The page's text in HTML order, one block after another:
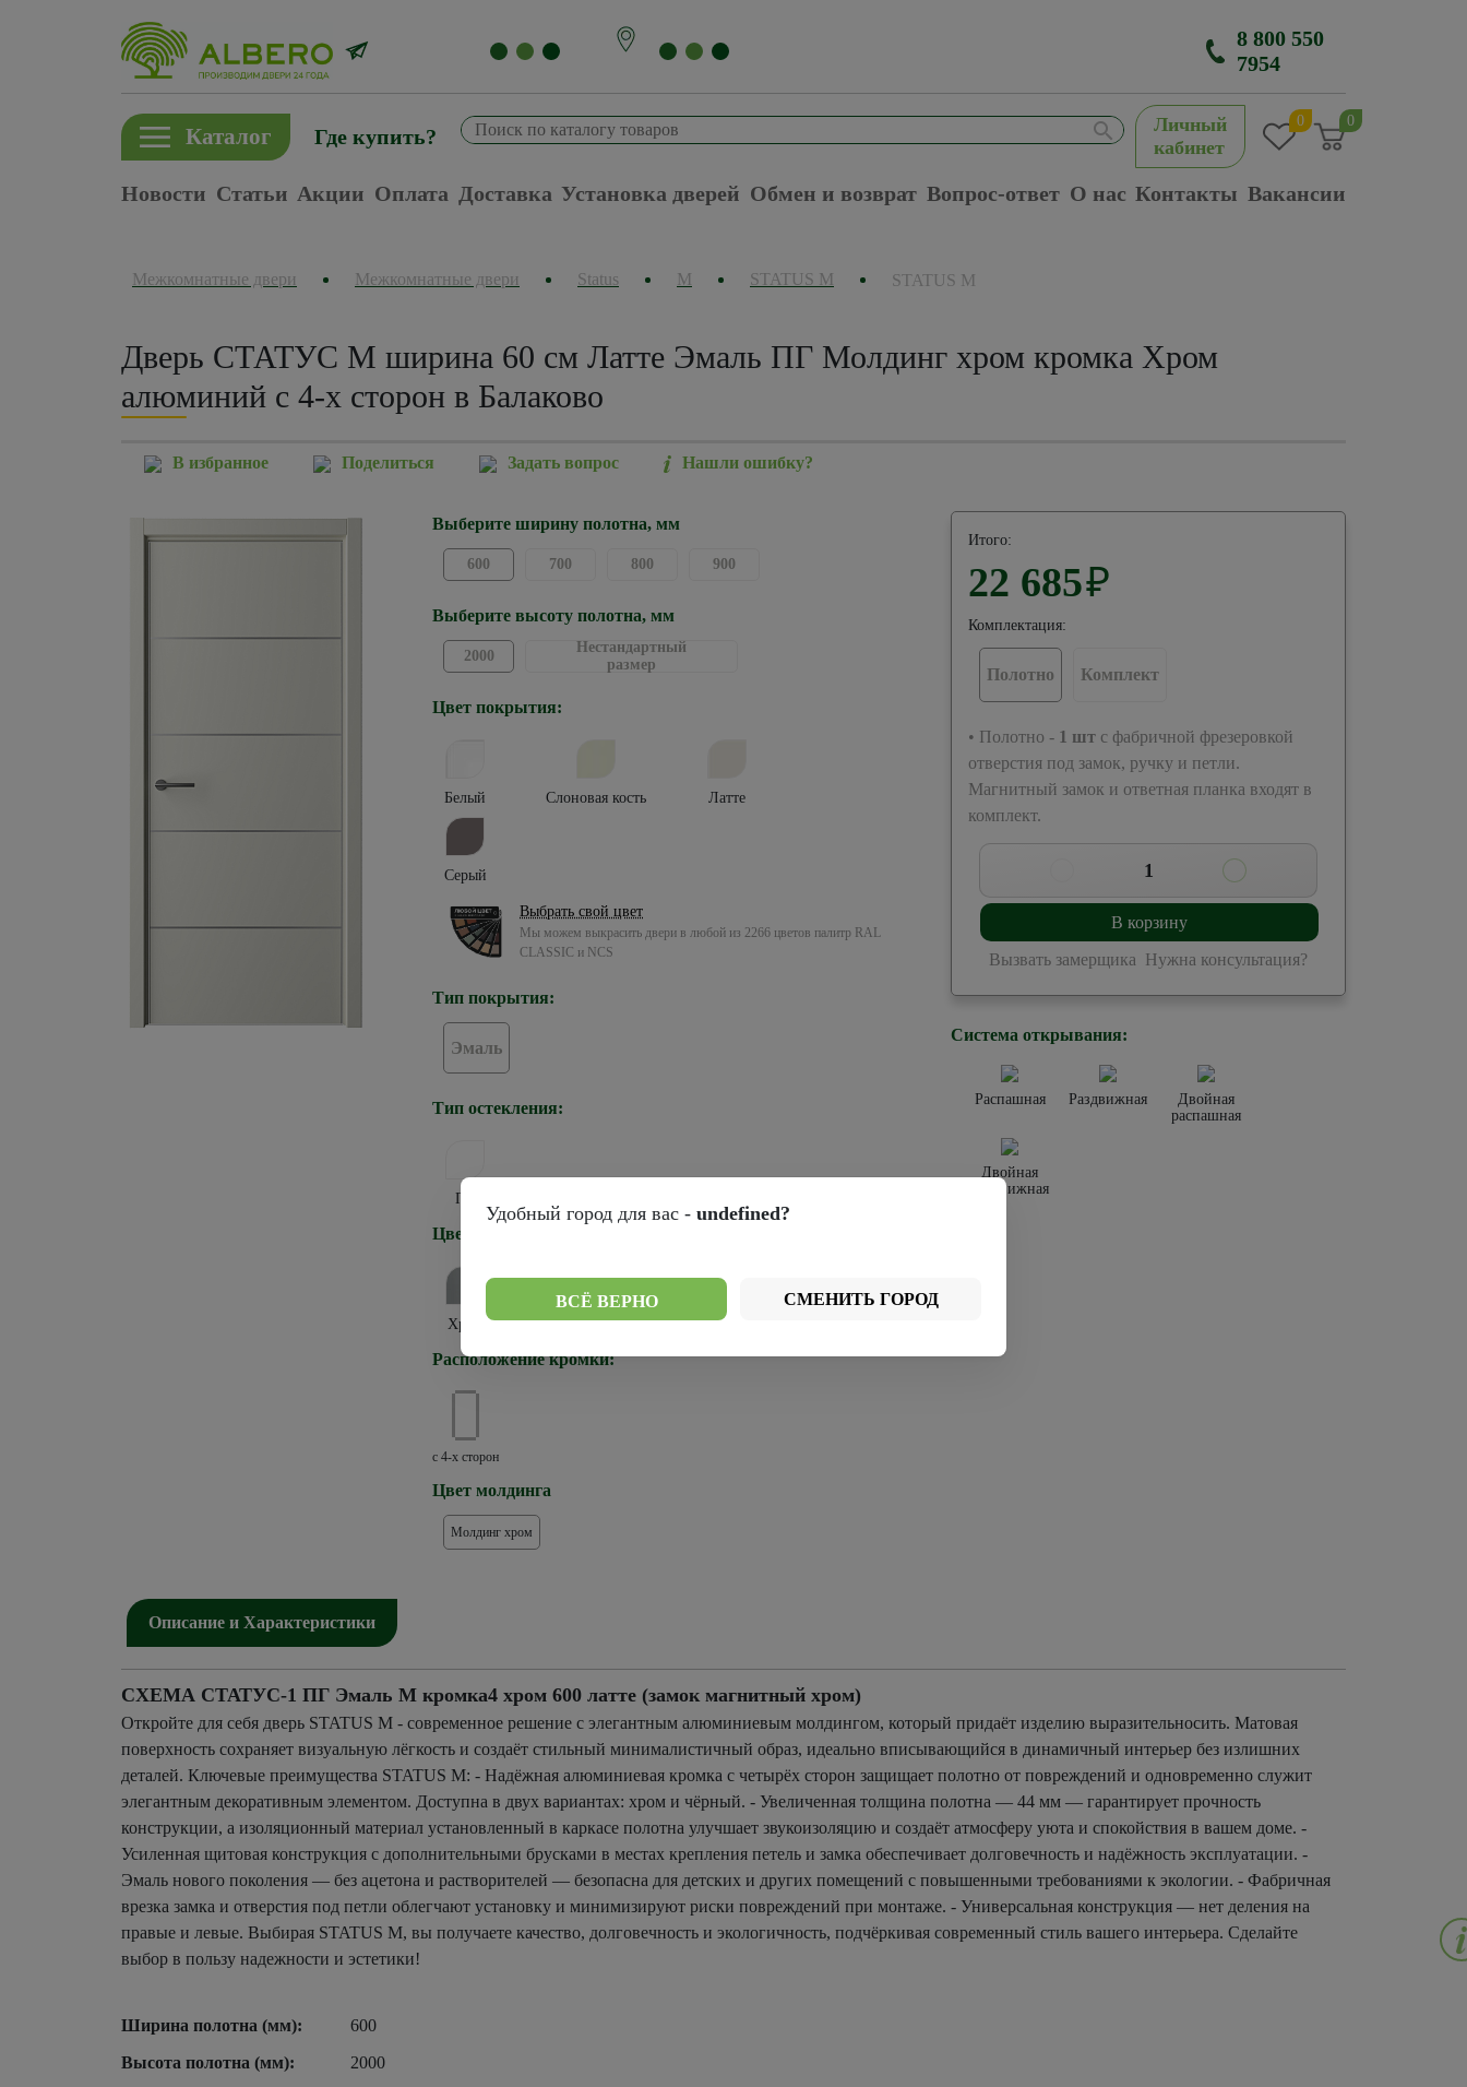
8 800 550
7954
Каталог Где купить?
Личный
кабинет
0 0
Новости Статьи Акции Оплата Доставка Установка дверей Обмен и возврат Вопрос-ответ О нас Контакты Вакансии
Межкомнатные двери Межкомнатные двери Status М STATUS M STATUS M
Дверь СТАТУС M ширина 60 см Латте Эмаль ПГ Молдинг хром кромка Хром
алюминий с 4-х сторон в Балаково
В избранное Поделиться Задать вопрос Нашли ошибку?
Выберите ширину полотна, мм
600 700 800 900
Выберите высоту полотна, мм
2000
Нестандартный
размер
Цвет покрытия:
Белый Слоновая кость Латте
Серый
Выбрать свой цвет
Мы можем выкрасить двери в любой из 2266 цветов палитр RAL
CLASSIC и NCS
Тип покрытия:
Эмаль
Тип остекления:
ПГ
Цвет кромки:
Хром Черная
Расположение кромки:
с 4-х сторон
Цвет молдинга
Молдинг хром
Итого:
22 685₽
Комплектация:
Полотно Комплект
• Полотно - 1 шт с фабричной фрезеровкой
отверстия под замок, ручку и петли.
Магнитный замок и ответная планка входят в
комплект.
1
В корзину
Вызвать замерщика Нужна консультация?
Система открывания:
Распашная Раздвижная
Двойная
распашная
Двойная
раздвижная
Описание и Характеристики
СХЕМА СТАТУС-1 ПГ Эмаль M кромка4 хром 600 латте (замок магнитный хром)
Откройте для себя дверь STATUS М - современное решение с элегантным алюминиевым молдингом, который придаёт изделию выразительносить. Матовая
поверхность сохраняет визуальную лёгкость и создаёт стильный минималистичный образ, идеально вписывающийся в динамичный интерьер без излишних
деталей. Ключевые преимущества STATUS М: - Надёжная алюминиевая кромка с четырёх сторон защищает полотно от повреждений и одновременно служит
элегантным декоративным элементом. Доступна в двух вариантах: хром и чёрный. - Увеличенная толщина полотна — 44 мм — гарантирует прочность
конструкции, а изоляционный материал установленный в каркасе полотна улучшает звукоизоляцию и создаёт атмосферу уюта и спокойствия в вашем доме. -
Усиленная щитовая конструкция с дополнительными брусками в местах крепления петель и замка обеспечивает долговечность и надёжность эксплуатации. -
Эмаль нового поколения — без ацетона и растворителей — безопасна для детских и других помещений с повышенными требованиями к экологии. - Фабричная
врезка замка и отверстия под петли облегчают установку и минимизируют риски повреждений при монтаже. - Универсальная конструкция — нет деления на
правые и левые. Выбирая STATUS М, вы получаете качество, долговечность и экологичность, подчёркивая современный стиль вашего интерьера. Сделайте
выбор в пользу надежности и эстетики!
Ширина полотна (мм):
600
Высота полотна (мм):
2000
Удобный город для вас - undefined?
ВСЁ ВЕРНО СМЕНИТЬ ГОРОД